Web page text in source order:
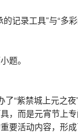
录工具”与“多
题。
禁城上元之夜”
而是元宵节上专
要活动内容，形成